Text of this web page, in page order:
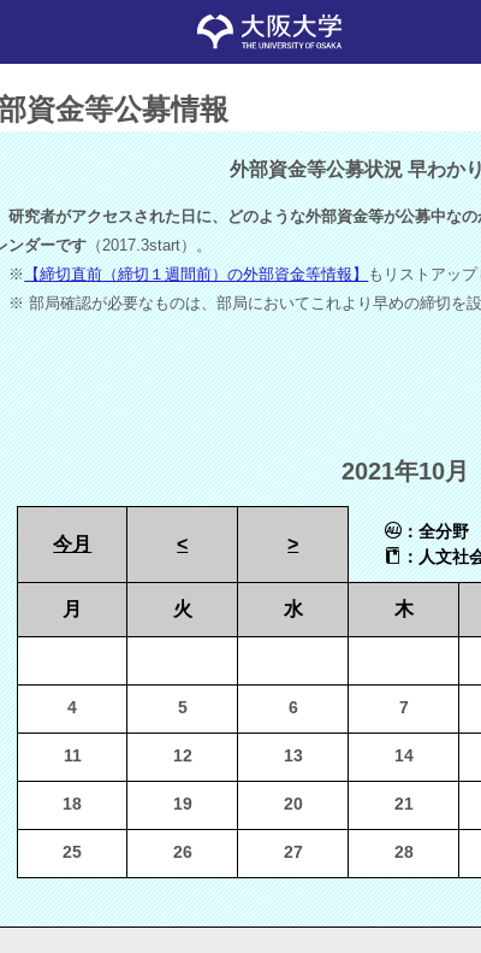
資金等公募情報
外部資金等公募状況 早わか
究者がアクセスされた日に、どのような外部資金等が公募中な
ンダーです（2017.3start）。
【締切直前（締切１週間前）の外部資金等情報】もリストアッ
部局確認が必要なものは、部局においてこれより早めの締切を
2021年10月
今月 < >
：全分
：人文
月 火 水 木
4 5 6 7
11 12 13 14
18 19 20 21
25 26 27 28